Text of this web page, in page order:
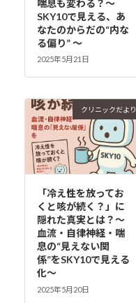
喘息も変わる？～
SKY10で見える、あ
なたのからだの“内な
る偏り” ～
2025年5月21日
クリニックだより
「冷え性を放ってお
くと咳が続く？」に
隠れた真実とは？〜
血流・自律神経・喘
息の“見えない関
係”をSKY10で見える
化〜
2025年5月20日